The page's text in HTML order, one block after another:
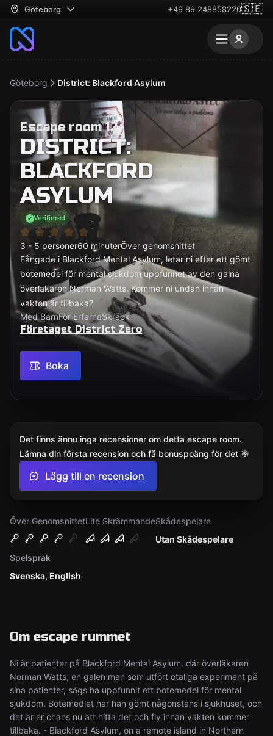
Göteborg +49 89 248858220🇸🇪
Göteborg District: Blackford Asylum
Escape room 12+
DISTRICT:
BLACKFORD
ASYLUM
Verifierad
3 - 5 personer60 minuterÖver genomsnittet
Fångade i Blackford Mental Asylum, letar ni efter ett gömt
botemedel för mental sjukdom uppfunnet av den galna
överläkaren Norman Watts. Kommer ni undan innan
vakten är tillbaka?
Med BarnFör ErfarnaSkräck
Företaget District Zero
Boka
Över GenomsnittetLite Skrämmande
Utan Skådespelare
Skådespelare
Svenska, English
Spelspråk
Om escape rummet
Ni är patienter på Blackford Mental Asylum, där överläkaren
Norman Watts, en galen man som utfört otaliga experiment på
sina patienter, sägs ha uppfunnit ett botemedel för mental
sjukdom. Botemedlet har han gömt någonstans i sjukhuset, och
det är er chans nu att hitta det och fly innan vakten kommer
tillbaka. - Blackford Asylum, on a remote island in Northern
Det finns ännu inga recensioner om detta escape room.
Lämna din första recension och få bonuspoäng för det 🎯
Lägg till en recension